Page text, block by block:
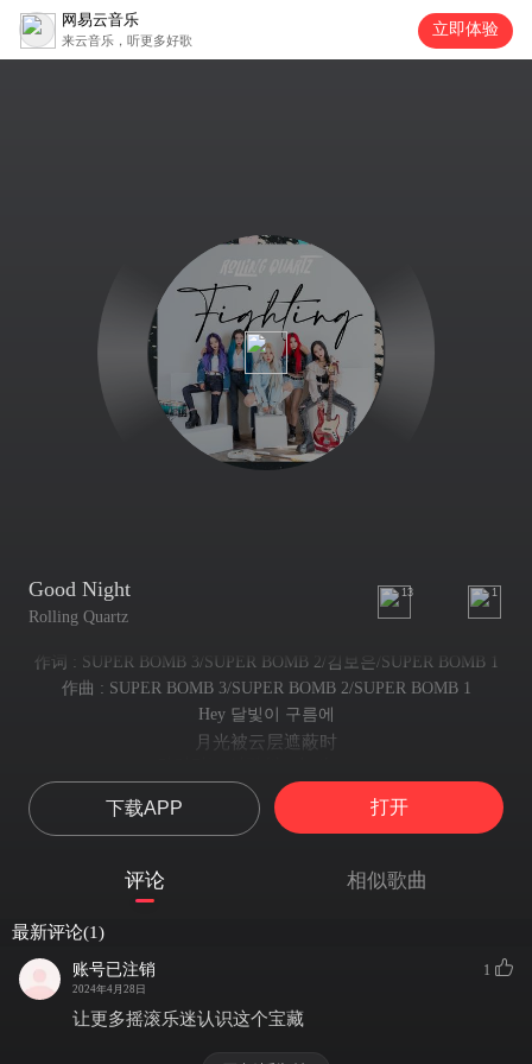
网易云音乐
来云音乐，听更多好歌
立即体验
Good Night
Rolling Quartz
13 1
作词 : SUPER BOMB 3/SUPER BOMB 2/김보은/SUPER BOMB 1
作曲 : SUPER BOMB 3/SUPER BOMB 2/SUPER BOMB 1
Hey 달빛이 구름에
月光被云层遮蔽时
恶魔降临般的时刻
널 지켜보고 있어
我正注视着你
오늘 이 밤이
下载APP 打开
评论 相似歌曲
最新评论(1)
账号已注销
2024年4月28日
1
让更多摇滚乐迷认识这个宝藏